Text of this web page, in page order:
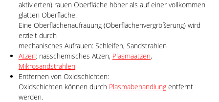
aktivierten) rauen Oberfläche höher als auf einer vollkommen
glatten Oberfläche.
Eine Oberflächenaufrauung (Oberflächenvergrößerung) wird
erzielt durch
mechanisches Aufrauen: Schleifen, Sandstrahlen
Ätzen: nasschemisches Ätzen, Plasmaätzen,
Mikrosandstrahlen
Entfernen von Oxidschichten:
Oxidschichten können durch Plasmabehandlungentfernt
werden.